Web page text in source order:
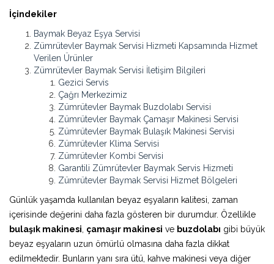
İçindekiler
Baymak Beyaz Eşya Servisi
Zümrütevler Baymak Servisi Hizmeti Kapsamında Hizmet
Verilen Ürünler
Zümrütevler Baymak Servisi İletişim Bilgileri
Gezici Servis
Çağrı Merkezimiz
Zümrütevler Baymak Buzdolabı Servisi
Zümrütevler Baymak Çamaşır Makinesi Servisi
Zümrütevler Baymak Bulaşık Makinesi Servisi
Zümrütevler Klima Servisi
Zümrütevler Kombi Servisi
Garantili Zümrütevler Baymak Servis Hizmeti
Zümrütevler Baymak Servisi Hizmet Bölgeleri
Günlük yaşamda kullanılan beyaz eşyaların kalitesi, zaman
içerisinde değerini daha fazla gösteren bir durumdur. Özellikle
bulaşık makinesi çamaşır makinesi ve buzdolabı gibi büyük
beyaz eşyaların uzun ömürlü olmasına daha fazla dikkat
edilmektedir. Bunların yanı sıra ütü, kahve makinesi veya diğer